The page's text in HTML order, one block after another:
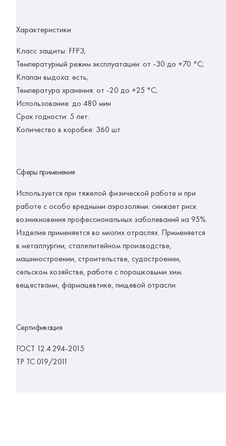
Характеристики
Класс защиты: FFP3;
Температурный режим эксплуатации: от -30 до +70 °C;
Клапан выдоха: есть;
Температура хранения: от -20 до +25 °C;
Использование: до 480 мин
Срок годности: 5 лет.
Количество в коробке: 360 шт.
Сферы применения
Используется при тяжелой физической работе и при
работе с особо вредными аэрозолями. снижает риск
возникновения профессиональных заболеваний на 95%.
Изделие применяется во многих отраслях. Применяется
в металлургии, сталелитейном производстве,
машиностроении, строительстве, судостроении,
сельском хозяйстве, работе с порошковыми хим.
веществами, фармацевтике, пищевой отрасли.
Сертификация
ГОСТ 12.4.294-2015
ТР ТС 019/2011